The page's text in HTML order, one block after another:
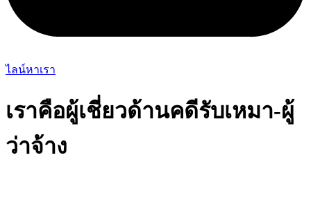
ไลน์หาเรา
เราคือผู้เชี่ยวด้านคดีรับเหมา-ผู้
ว่าจ้าง